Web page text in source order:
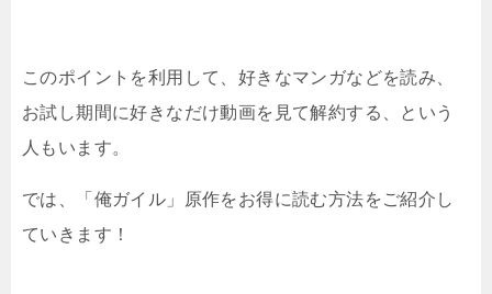
このポイントを利用して、好きなマンガなどを読み、
お試し期間に好きなだけ動画を見て解約する、という
人もいます。
では、「俺ガイル」原作をお得に読む方法をご紹介し
ていきます！